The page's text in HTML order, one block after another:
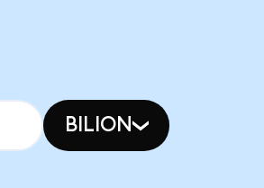
BILION